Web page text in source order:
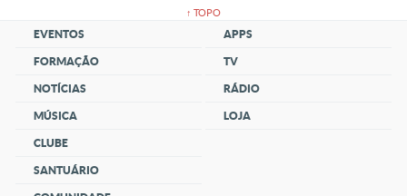
↑ TOPO
EVENTOS
FORMAÇÃO
NOTÍCIAS
MÚSICA
CLUBE
SANTUÁRIO
APPS
TV
RÁDIO
LOJA